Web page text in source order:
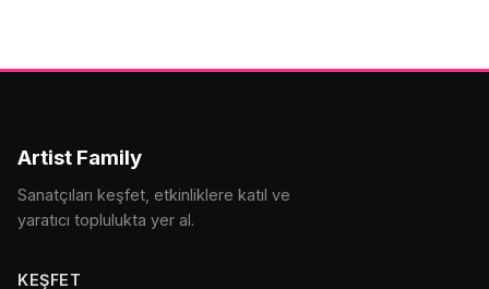
Artist Family
Sanatçıları keşfet, etkinliklere katıl ve
yaratıcı toplulukta yer al.
KEŞFET